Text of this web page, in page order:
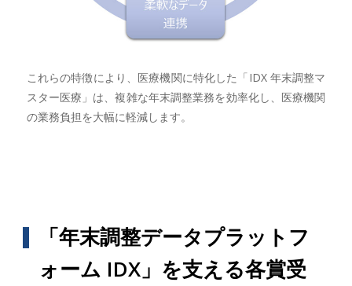
これらの特徴により、医療機関に特化した「IDX 年末調整マ
スター医療」は、複雑な年末調整業務を効率化し、医療機関
の業務負担を大幅に軽減します。
「年末調整データプラットフ
ォーム IDX」を支える各賞受